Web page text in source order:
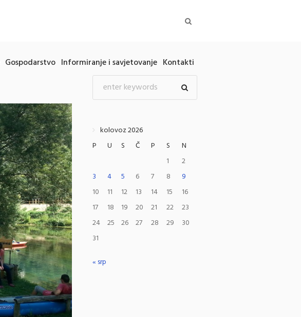
Gospodarstvo Informiranje i savjetovanje Kontakti
kolovoz 2026
P
U S Č P S
N
1
2
3
4 5 6 7 8
9
10
11 12 13 14 15
16
17
18 19 20 21 22
23
24
25 26 27 28 29
30
31
« srp